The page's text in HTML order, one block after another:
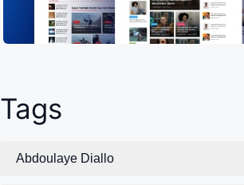
Tags
Abdoulaye Diallo